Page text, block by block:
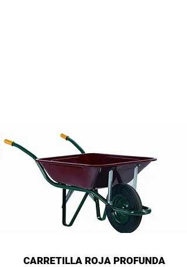
CARRETILLA ROJA PROFUNDA